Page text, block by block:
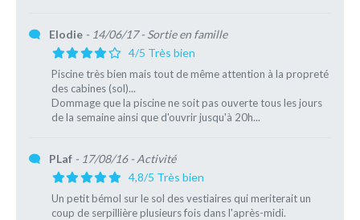
Elodie - 14/06/17- Sortie en famille
4/5 Très bien
Piscine très bien mais tout de même attention à la propreté
des cabines (sol)...
Dommage que la piscine ne soit pas ouverte tous les jours
de la semaine ainsi que d'ouvrir jusqu'à 20h...
PLaf - 17/08/16- Activité
4,8/5 Très bien
Un petit bémol sur le sol des vestiaires qui meriterait un
coup de serpillière plusieurs fois dans l'après-midi.